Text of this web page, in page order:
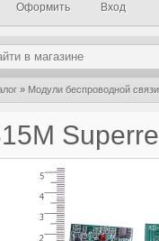
Оформить Вход
» Модули беспроводной